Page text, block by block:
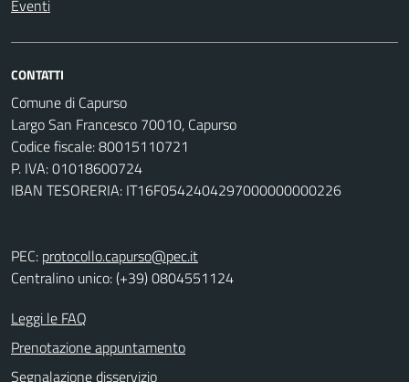
Eventi
CONTATTI
Comune di Capurso
Largo San Francesco 70010, Capurso
Codice fiscale: 80015110721
P. IVA: 01018600724
IBAN TESORERIA: IT16F0542404297000000000226
PEC: protocollo.capurso@pec.it
Centralino unico: (+39) 0804551124
Leggi le FAQ
Prenotazione appuntamento
Segnalazione disservizio